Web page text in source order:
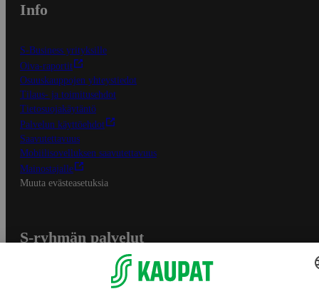
Info
S-Business yrityksille
Oiva-raportit
Osuuskauppojen yhteystiedot
Tilaus- ja toimitusehdot
Tietosuojakäytäntö
Palvelun käyttöehdot
Saavutettavuus
Mobiilisovelluksen saavutettavuus
Mainostajalle
Muuta evästeasetuksia
S-ryhmän palvelut